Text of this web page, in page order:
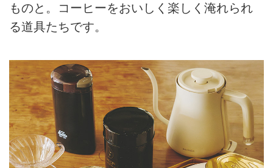
ものと。コーヒーをおいしく楽しく淹れられ
る道具たちです。